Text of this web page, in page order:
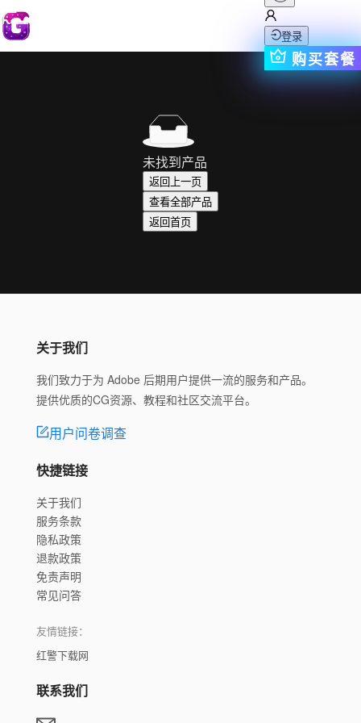
登录
购买套餐
未找到产品
返回上一页
查看全部产品
返回首页
关于我们
我们致力于为 Adobe 后期用户提供一流的服务和产品。
提供优质的CG资源、教程和社区交流平台。
用户问卷调查
快捷链接
关于我们
服务条款
隐私政策
退款政策
免责声明
常见问答
友情链接：
红警下载网
联系我们